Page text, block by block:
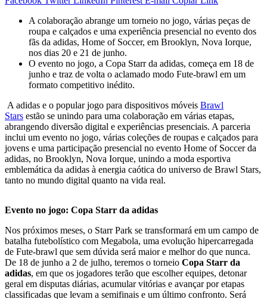
A colaboração abrange um torneio no jogo, várias peças de
roupa e calçados e uma experiência presencial no evento dos
fãs da adidas, Home of Soccer, em Brooklyn, Nova Iorque,
nos dias 20 e 21 de junho.
O evento no jogo, a Copa Starr da adidas, começa em 18 de
junho e traz de volta o aclamado modo Fute-brawl em um
formato competitivo inédito.
A adidas e o popular jogo para dispositivos móveis Brawl
Stars estão se unindo para uma colaboração em várias etapas,
abrangendo diversão digital e experiências presenciais. A parceria
inclui um evento no jogo, várias coleções de roupas e calçados para
jovens e uma participação presencial no evento Home of Soccer da
adidas, no Brooklyn, Nova Iorque, unindo a moda esportiva
emblemática da adidas à energia caótica do universo de Brawl Stars,
tanto no mundo digital quanto na vida real.
Evento no jogo: Copa Starr da adidas
Nos próximos meses, o Starr Park se transformará em um campo de
batalha futebolístico com Megabola, uma evolução hipercarregada
de Fute-brawl que sem dúvida será maior e melhor do que nunca.
De 18 de junho a 2 de julho, teremos o torneio Copa Starr da
adidas, em que os jogadores terão que escolher equipes, detonar
geral em disputas diárias, acumular vitórias e avançar por etapas
classificadas que levam a semifinais e um último confronto. Será